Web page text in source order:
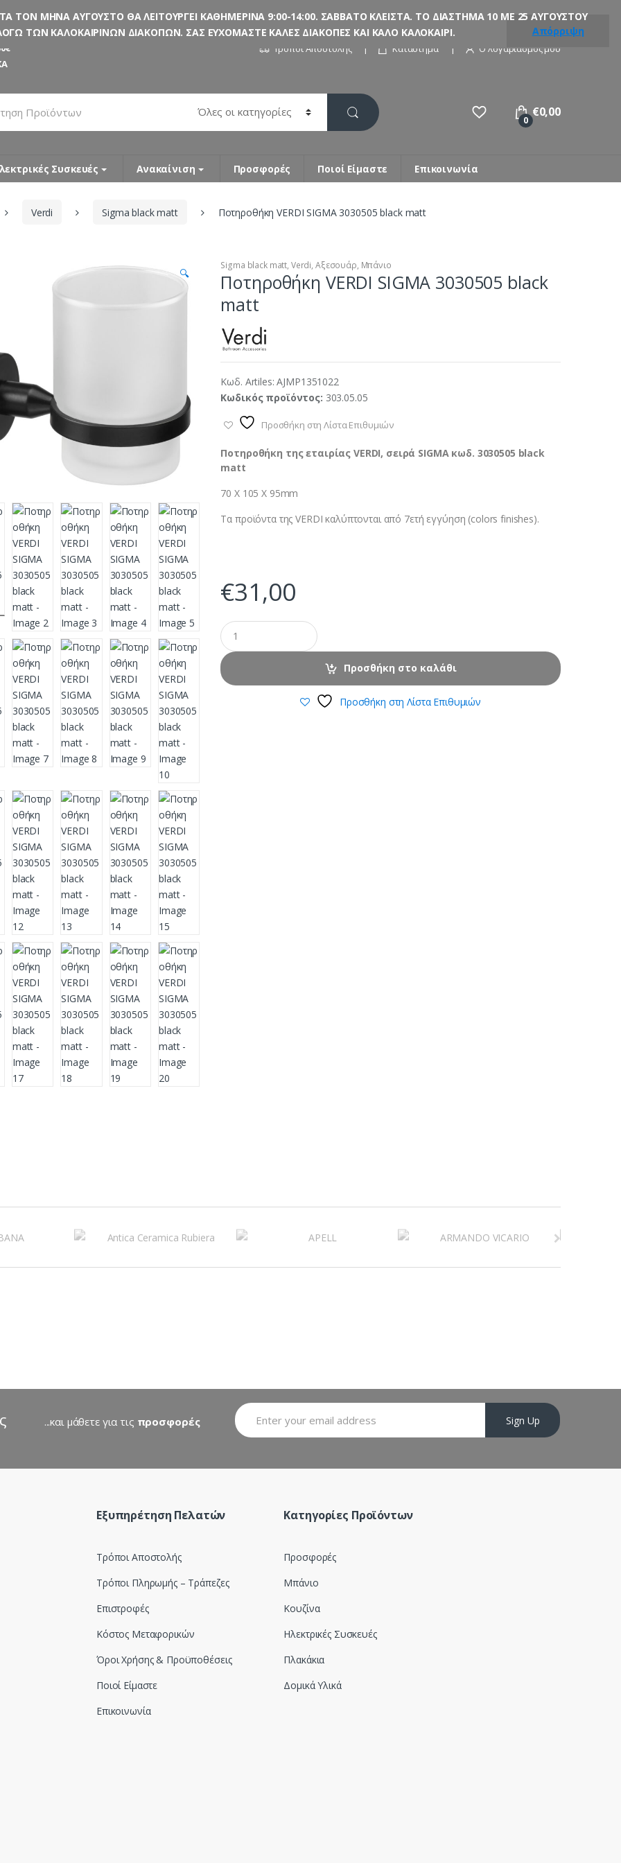
Τρόποι Αποστολής Κατάστημα Ο λογαριασμός μου
0
€0,00
Συσκευές Ανακαίνιση Προσφορές Ποιοί Είμαστε Επικοινωνία
Verdi Sigma black matt Ποτηροθήκη VERDI SIGMA 3030505 black matt
🔍
Sigma black matt, Verdi, Αξεσουάρ, Μπάνιο
Ποτηροθήκη VERDI SIGMA 3030505 black
matt
Κωδ. Artiles: AJMP1351022
Κωδικός προϊόντος: 303.05.05
Προσθήκη στη Λίστα Επιθυμιών
Ποτηροθήκη της εταιρίας VERDI, σειρά SIGMA κωδ. 3030505 black
matt
70 Χ 105 Χ 95mm
Τα προϊόντα της VERDI καλύπτονται από 7ετή εγγύηση (colors finishes).
€31,00
Προσθήκη στο καλάθι
Προσθήκη στη Λίστα Επιθυμιών
...και μάθετε για τις προσφορές Sign Up
Εξυπηρέτηση Πελατών
Τρόποι Αποστολής
Τρόποι Πληρωμής – Τράπεζες
Επιστροφές
Κόστος Μεταφορικών
Όροι Χρήσης & Προϋποθέσεις
Ποιοί Είμαστε
Επικοινωνία
Κατηγορίες Προϊόντων
Προσφορές
Μπάνιο
Κουζίνα
Ηλεκτρικές Συσκευές
Πλακάκια
Δομικά Υλικά
ΜΗΝΑ ΑΥΓΟΥΣΤΟ ΘΑ ΛΕΙΤΟΥΡΓΕΙ ΚΑΘΗΜΕΡΙΝΑ 9:00-14:00. ΣΑΒΒΑΤΟ ΚΛΕΙΣΤΑ. ΤΟ ΔΙΑΣΤΗΜΑ 10 ΜΕ 25 ΑΥΓΟΥΣΤΟΥ
ΤΩΝ ΚΑΛΟΚΑΙΡΙΝΩΝ ΔΙΑΚΟΠΩΝ. ΣΑΣ ΕΥΧΟΜΑΣΤΕ ΚΑΛΕΣ ΔΙΑΚΟΠΕΣ ΚΑΙ ΚΑΛΟ ΚΑΛΟΚΑΙΡΙ.
Απόρριψη